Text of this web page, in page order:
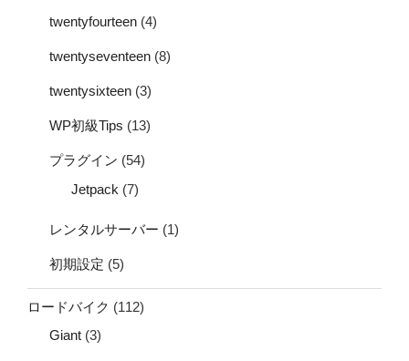
twentyfourteen (4)
twentyseventeen (8)
twentysixteen (3)
WP初級Tips (13)
プラグイン (54)
Jetpack (7)
レンタルサーバー (1)
初期設定 (5)
ロードバイク (112)
Giant (3)